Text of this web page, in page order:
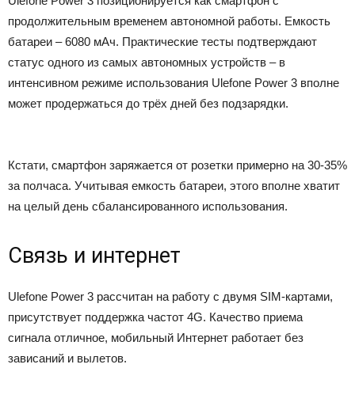
продолжительным временем автономной работы. Емкость
батареи – 6080 мАч. Практические тесты подтверждают
статус одного из самых автономных устройств – в
интенсивном режиме использования Ulefone Power 3 вполне
может продержаться до трёх дней без подзарядки.
Кстати, смартфон заряжается от розетки примерно на 30-35%
за полчаса. Учитывая емкость батареи, этого вполне хватит
на целый день сбалансированного использования.
Связь и интернет
Ulefone Power 3 рассчитан на работу с двумя SIM-картами,
присутствует поддержка частот 4G. Качество приема
сигнала отличное, мобильный Интернет работает без
зависаний и вылетов.